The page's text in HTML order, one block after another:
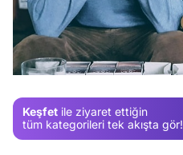
Keşfet ile ziyaret ettiğin
tüm kategorileri tek akışta gör!